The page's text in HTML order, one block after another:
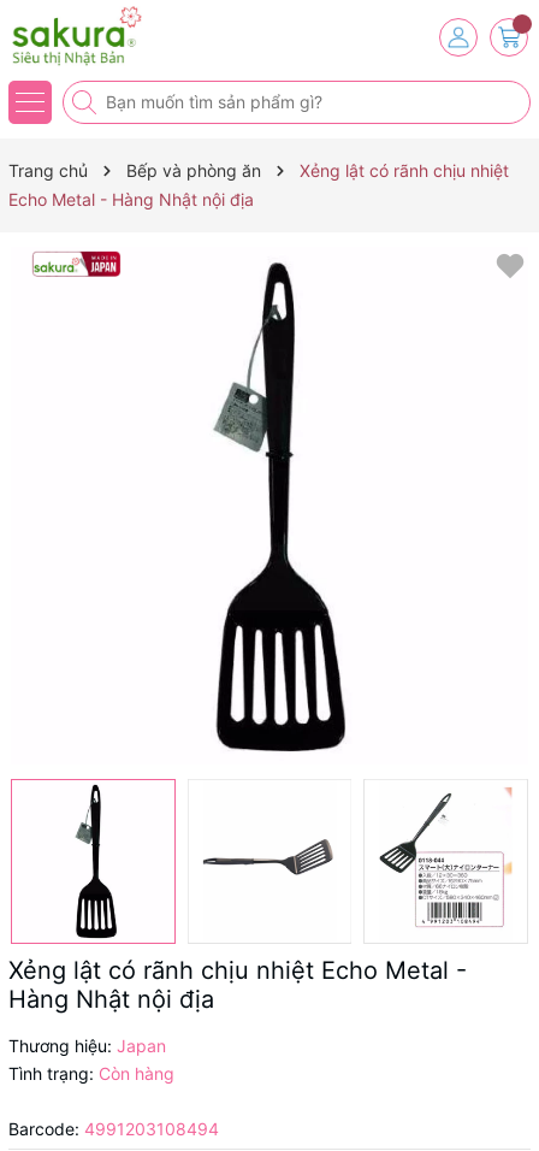
Trang chủ Bếp và phòng ăn
Xẻng lật có rãnh chịu nhiệt
Echo Metal - Hàng Nhật nội địa
Xẻng lật có rãnh chịu nhiệt Echo Metal -
Hàng Nhật nội địa
Thương hiệu: Japan
Tình trạng: Còn hàng
Barcode: 4991203108494